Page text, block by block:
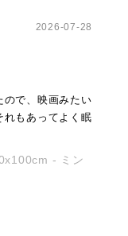
2026-07-28
ので、映画みたい
れもあってよく眠
- ミン